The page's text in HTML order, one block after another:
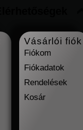
Vásárlói fiók
Fiókom
Fiókadatok
Rendelések
Kosár